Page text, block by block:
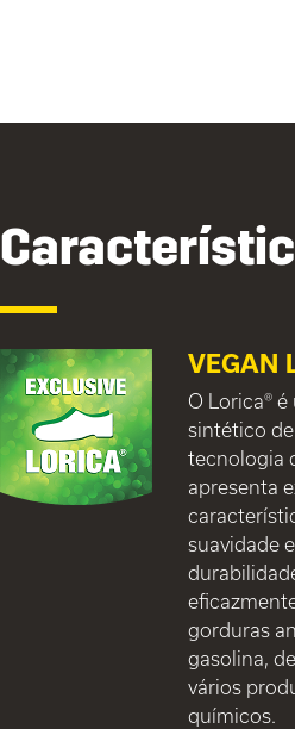
VEGAN
O Lorica® é
sintético
tecnologia
apresenta
suavidade e
gorduras
gasolina,
vários
químicos.